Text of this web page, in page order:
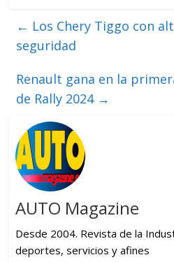
← Los Chery Tiggo con
seguridad
Renault gana en la
de Rally 2024 →
AUTO Magazine
Desde 2004. Revista de la
deportes, servicios y afines